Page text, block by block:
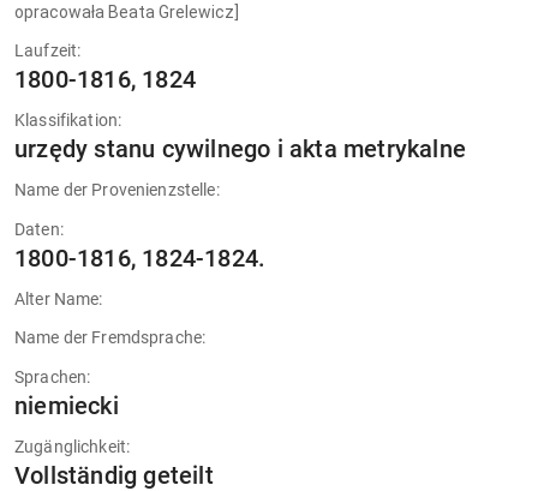
opracowała Beata Grelewicz]
Laufzeit:
1800-1816, 1824
Klassifikation:
urzędy stanu cywilnego i akta metrykalne
Name der Provenienzstelle:
Daten:
1800-1816, 1824-1824.
Alter Name:
Name der Fremdsprache:
Sprachen:
niemiecki
Zugänglichkeit:
Vollständig geteilt